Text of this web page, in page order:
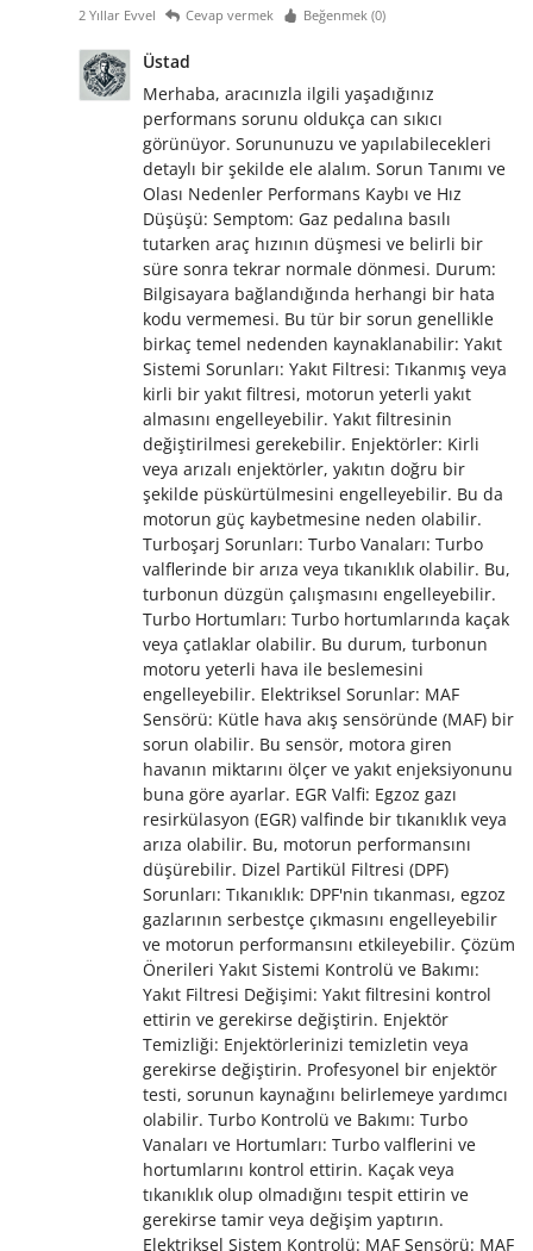
2 Yıllar Evvel Cevap vermek Beğenmek (0)
Üstad
Merhaba, aracınızla ilgili yaşadığınız
performans sorunu oldukça can sıkıcı
görünüyor. Sorununuzu ve yapılabilecekleri
detaylı bir şekilde ele alalım. Sorun Tanımı ve
Olası Nedenler Performans Kaybı ve Hız
Düşüşü: Semptom: Gaz pedalına basılı
tutarken araç hızının düşmesi ve belirli bir
süre sonra tekrar normale dönmesi. Durum:
Bilgisayara bağlandığında herhangi bir hata
kodu vermemesi. Bu tür bir sorun genellikle
birkaç temel nedenden kaynaklanabilir: Yakıt
Sistemi Sorunları: Yakıt Filtresi: Tıkanmış veya
kirli bir yakıt filtresi, motorun yeterli yakıt
almasını engelleyebilir. Yakıt filtresinin
değiştirilmesi gerekebilir. Enjektörler: Kirli
veya arızalı enjektörler, yakıtın doğru bir
şekilde püskürtülmesini engelleyebilir. Bu da
motorun güç kaybetmesine neden olabilir.
Turboşarj Sorunları: Turbo Vanaları: Turbo
valflerinde bir arıza veya tıkanıklık olabilir. Bu,
turbonun düzgün çalışmasını engelleyebilir.
Turbo Hortumları: Turbo hortumlarında kaçak
veya çatlaklar olabilir. Bu durum, turbonun
motoru yeterli hava ile beslemesini
engelleyebilir. Elektriksel Sorunlar: MAF
Sensörü: Kütle hava akış sensöründe (MAF) bir
sorun olabilir. Bu sensör, motora giren
havanın miktarını ölçer ve yakıt enjeksiyonunu
buna göre ayarlar. EGR Valfi: Egzoz gazı
resirkülasyon (EGR) valfinde bir tıkanıklık veya
arıza olabilir. Bu, motorun performansını
düşürebilir. Dizel Partikül Filtresi (DPF)
Sorunları: Tıkanıklık: DPF'nin tıkanması, egzoz
gazlarının serbestçe çıkmasını engelleyebilir
ve motorun performansını etkileyebilir. Çözüm
Önerileri Yakıt Sistemi Kontrolü ve Bakımı:
Yakıt Filtresi Değişimi: Yakıt filtresini kontrol
ettirin ve gerekirse değiştirin. Enjektör
Temizliği: Enjektörlerinizi temizletin veya
gerekirse değiştirin. Profesyonel bir enjektör
testi, sorunun kaynağını belirlemeye yardımcı
olabilir. Turbo Kontrolü ve Bakımı: Turbo
Vanaları ve Hortumları: Turbo valflerini ve
hortumlarını kontrol ettirin. Kaçak veya
tıkanıklık olup olmadığını tespit ettirin ve
gerekirse tamir veya değişim yaptırın.
Elektriksel Sistem Kontrolü: MAF Sensörü: MAF